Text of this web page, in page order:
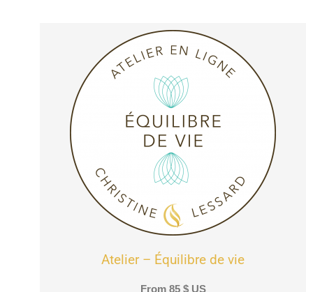
Atelier – Équilibre de vie
From 85 $US